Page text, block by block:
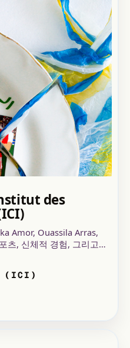
des
Amor, Ouassila Arras,
츠, 신체적 경험, 그리고
(ICI)